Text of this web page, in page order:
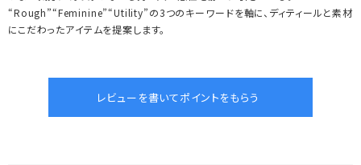
“Rough”“Feminine”“Utility”の3つのキーワードを軸に、ディティールと素材
にこだわったアイテムを提案します。